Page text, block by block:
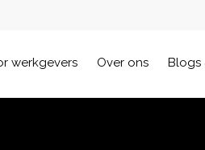
werkgevers Over ons Blogs